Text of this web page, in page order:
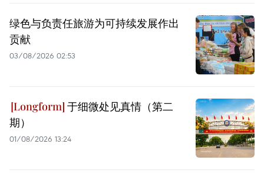
绿色与负责任旅游为可持续发展作出
贡献
03/08/2026 02:53
于细微处见真情（第二
期）
01/08/2026 13:24